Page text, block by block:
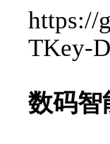
https://
TKey-
数码智